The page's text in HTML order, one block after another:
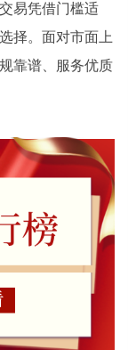
易凭借门槛适
择。面对市面上
靠谱、服务优质